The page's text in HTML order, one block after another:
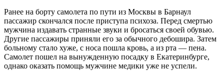
Ранее на борту самолета по пути из Москвы в Барнаул
пассажир скончался после приступа психоза. Перед смертью
мужчина издавать странные звуки и бросаться своей обувью.
Другие пассажиры приняли его за обычного дебошира. Затем
больному стало хуже, с носа пошла кровь, а из рта — пена.
Самолет пошел на вынужденную посадку в Екатеринбурге,
однако оказать помощь мужчине медики уже не успели.